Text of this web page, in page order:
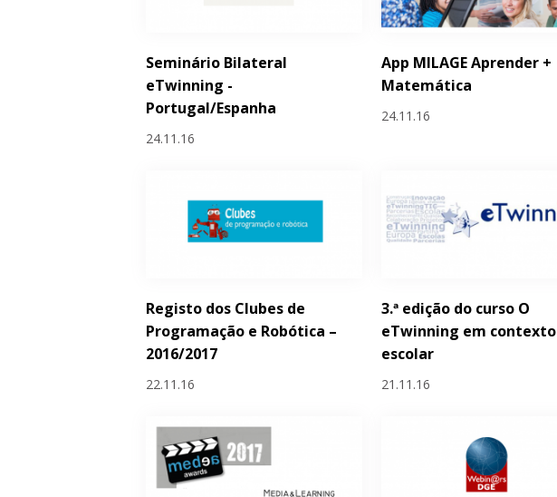
Seminário Bilateral
eTwinning -
Portugal/Espanha
24.11.16
App MILAGE Aprender +
Matemática
24.11.16
Registo dos Clubes de
Programação e Robótica –
2016/2017
22.11.16
3.ª edição do curso O
eTwinning em contexto
escolar
21.11.16